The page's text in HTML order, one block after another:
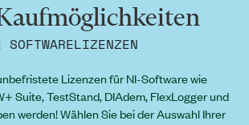
Lizenzen für NI-Software wie
Suite, TestStand, DIAdem, FlexLogger und
werden! Wählen Sie bei der Auswahl Ihrer